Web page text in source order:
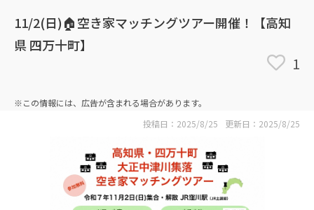
11/2(日)🏠空き家マッチングツアー開催！【高知
県 四万十町】
1
※この情報には、広告が含まれる場合があります。
投稿日：2025/8/25
更新日：2025/8/25